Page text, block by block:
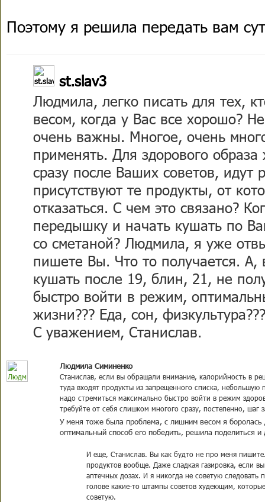
Поэтому я решила передать вам
st.slav3
Людмила, легко писать для тех,
весом, когда у Вас все хорошо?
очень важны. Многое, очень
применять. Для здорового
сразу после Ваших советов, идут
присутствуют те продукты, от
отказаться. С чем это связано?
передышку и начать кушать по
со сметаной? Людмила, я уже
пишете Вы. Что то получается. А,
кушать после 19, блин, 21, не
быстро войти в режим,
жизни??? Еда, сон, физкультура???
С уважением, Станислав.
Людмила Симиненко
Станислав, если вы обращали внимание, калорийность в
туда входят продукты из запрещенного списка,
надо стремиться максимально быстро войти в режим
требуйте от себя слишком многого сразу, постепенно,
У меня тоже была проблема, с лишним весом я боролась
оптимальный способ его победить, решила поделиться и
И еще, Станислав. Вы как будто не про меня
продуктов вообще. Даже сладкая газировка, если
аптечных дозах. И я никогда не советую
голове какие-то штампы советов худеющим,
советую.